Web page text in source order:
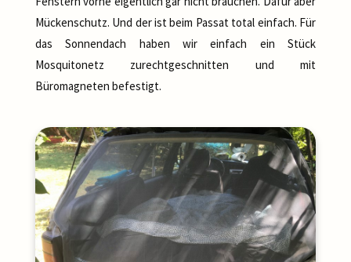
Mückenschutz. Und der ist beim Passat total einfach. Für
das Sonnendach haben wir einfach ein Stück
Mosquitonetz zurechtgeschnitten und mit
Büromagneten befestigt.